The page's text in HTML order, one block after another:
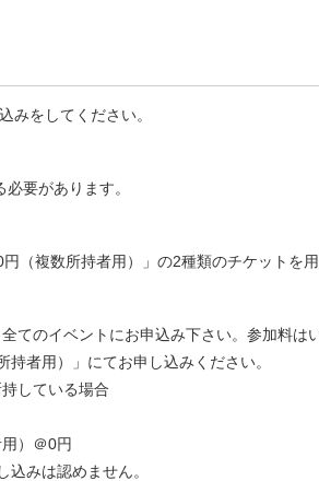
みをしてください。
要があります。
（複数所持者用）」の2種類のチケットを用
てのイベントにお申込み下さい。参加料は
者用）」にてお申し込みください。
している場合
）＠0円
みは認めません。